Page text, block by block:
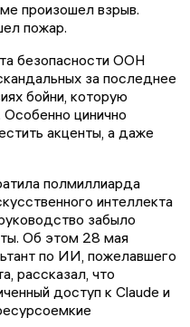
произошел взрыв.
пожар.
безопасности ООН
за последнее
бойни, которую
цинично
акценты, а даже
полмиллиарда
интеллекта
забыло
Об этом 28 мая
по ИИ, пожелавшего
рассказал, что
доступ к Claude и